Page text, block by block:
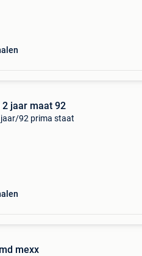
jaar maat 92
jaar/92 prima staat
mexx